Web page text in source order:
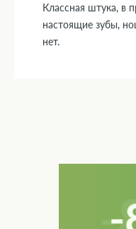
Классная штука, в
настоящие зубы,
нет.